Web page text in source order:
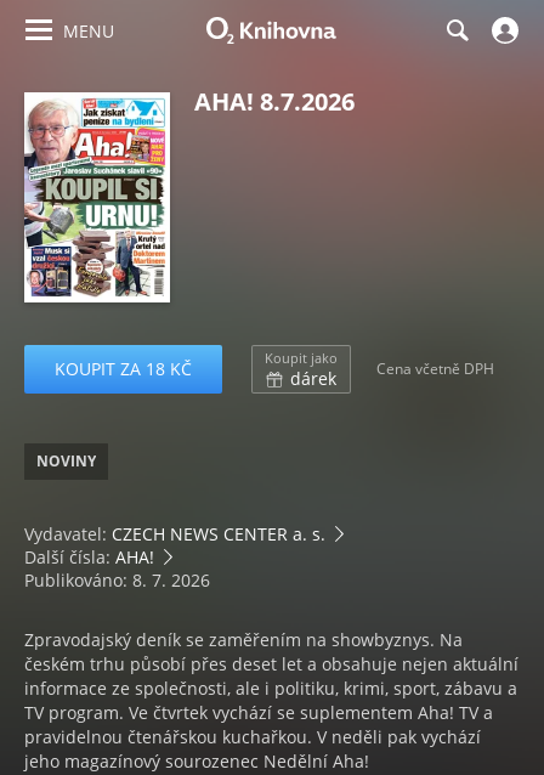
MENU
AHA! 8.7.2026
KOUPIT ZA 18 KČ Koupit jako
dárek Cena včetně DPH
NOVINY
Vydavatel: CZECH NEWS CENTER a. s.
Další čísla: AHA!
Publikováno: 8. 7. 2026
Zpravodajský deník se zaměřením na showbyznys. Na
českém trhu působí přes deset let a obsahuje nejen aktuální
informace ze společnosti, ale i politiku, krimi, sport, zábavu a
TV program. Ve čtvrtek vychází se suplementem Aha! TV a
pravidelnou čtenářskou kuchařkou. V neděli pak vychází
jeho magazínový sourozenec Nedělní Aha!